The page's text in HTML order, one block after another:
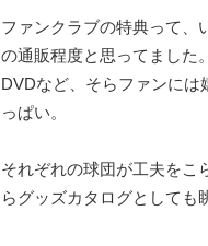
ファンクラブの特典って、
の通販程度と思ってました
DVDなど、そらファンには
っぱい。
それぞれの球団が工夫をこ
らグッズカタログとしても